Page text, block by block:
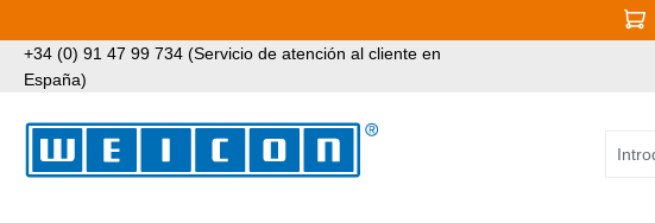
+34 (0) 91 47 99 734 (Servicio de atención al cliente en
España)